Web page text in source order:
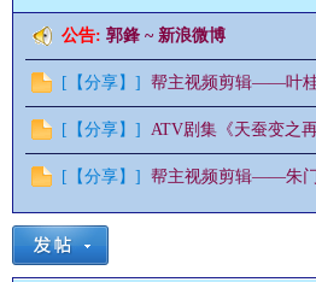
公告: 郭鋒 ~ 新浪微博
[ 【分享】 ] 帮主视频剪辑——叶桂
[ 【分享】 ] ATV剧集《天蚕变之
[ 【分享】 ] 帮主视频剪辑——朱门